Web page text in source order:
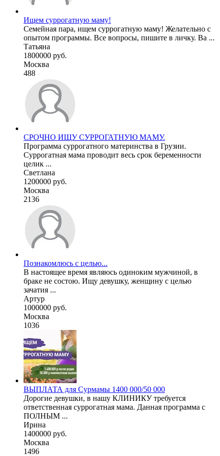
Ищем суррогатную маму!
Семейная пара, ищем суррогатную маму! Желательно с
опытом программы. Все вопросы, пишите в личку. Ва ...
Татьяна
1800000 руб.
Москва
488
СРОЧНО ИЩУ СУРРОГАТНУЮ МАМУ.
Программа суррогатного материнства в Грузии.
Суррогатная мама проводит весь срок беременности
целик ...
Светлана
1200000 руб.
Москва
2136
Познакомлюсь с целью...
В настоящее время являюсь одиноким мужчиной, в
браке не состою. Ищу девушку, женщину с целью
зачатия ...
Артур
1000000 руб.
Москва
1036
ВЫПЛАТА для Сурмамы 1400 000/50 000
Дорогие девушки, в нашу КЛИНИКУ требуется
ответственная суррогатная мама. Данная программа с
ПОЛНЫМ ...
Ирина
1400000 руб.
Москва
1496